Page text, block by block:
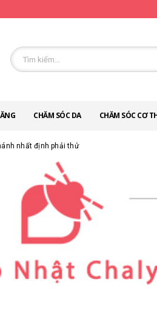
CHĂM SÓC DA CHĂM SÓC CƠ
nhất định phải thử